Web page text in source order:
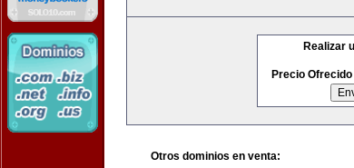
Realizar
Precio Ofrecido
Otros dominios en venta: